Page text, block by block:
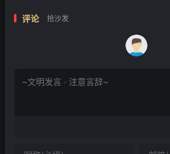
评论 抢沙发